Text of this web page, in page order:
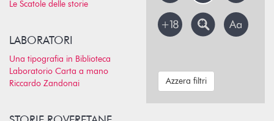
Le Scatole delle storie
LABORATORI
Una tipografia in Biblioteca
Laboratorio Carta a mano
Riccardo Zandonai
Azzera filtri